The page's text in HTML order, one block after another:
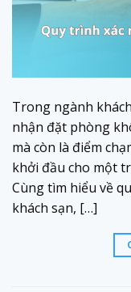
Trong ngành
nhận đặt phòng
mà còn là điểm
khởi đầu cho một
Cùng tìm hiểu về
khách sạn, […]